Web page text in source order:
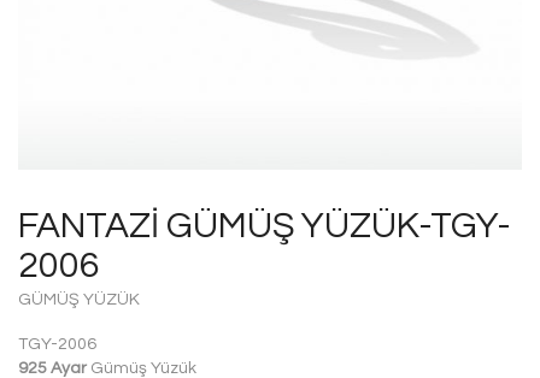
FANTAZI GÜMÜŞ YÜZÜK-TGY-
2006
GÜMÜŞ YÜZÜK
TGY-2006
925 Ayar Gümüş Yüzük